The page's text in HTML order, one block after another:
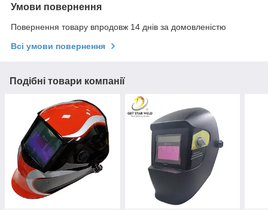
Умови повернення
Повернення товару впродовж 14 днів за домовленістю
Всі умови повернення
Подібні товари компанії